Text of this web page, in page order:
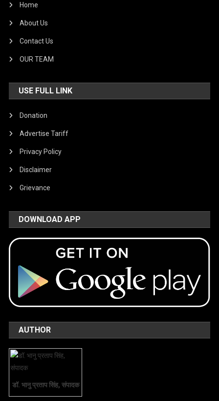
Home
About Us
Contact Us
OUR TEAM
USE FULL LINK
Donation
Advertise Tariff
Privacy Policy
Disclaimer
Grievance
DOWNLOAD APP
AUTHOR
डॉ. भानु प्रताप सिंह, संपादक